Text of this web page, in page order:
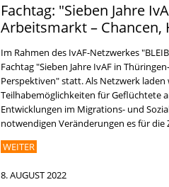
Fachtag: "Sieben Jahre
Arbeitsmarkt – Chancen,
Im Rahmen des IvAF-Netzwerkes
Fachtag "Sieben Jahre IvAF in
Perspektiven" statt. Als Netzwerk
Teilhabemöglichkeiten für Geflüchtete
Entwicklungen im Migrations- und
notwendigen Veränderungen es für
WEITER
8. AUGUST 2022